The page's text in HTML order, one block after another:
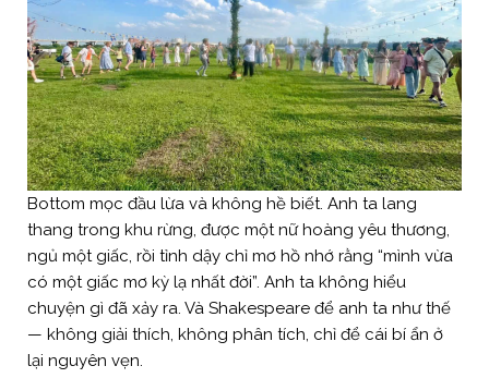
Bottom mọc đầu lừa và không hề biết. Anh ta lang
thang trong khu rừng, được một nữ hoàng yêu thương,
ngủ một giấc, rồi tỉnh dậy chỉ mơ hồ nhớ rằng “mình vừa
có một giấc mơ kỳ lạ nhất đời”. Anh ta không hiểu
chuyện gì đã xảy ra. Và Shakespeare để anh ta như thế
— không giải thích, không phân tích, chỉ để cái bí ẩn ở
lại nguyên vẹn.